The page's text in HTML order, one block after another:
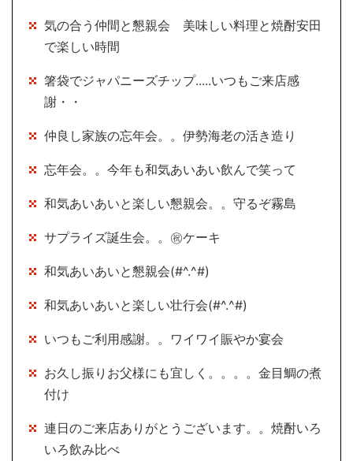
気の合う仲間と懇親会 美味しい料理と焼酎安田
で楽しい時間
箸袋でジャパニーズチップ.....いつもご来店感
謝・・
仲良し家族の忘年会。。伊勢海老の活き造り
忘年会。。今年も和気あいあい飲んで笑って
和気あいあいと楽しい懇親会。。守るぞ霧島
サプライズ誕生会。。㊗ケーキ
和気あいあいと懇親会(#^.^#)
和気あいあいと楽しい壮行会(#^.^#)
いつもご利用感謝。。ワイワイ賑やか宴会
お久し振りお父様にも宜しく。。。。金目鯛の煮
付け
連日のご来店ありがとうございます。。焼酎いろ
いろ飲み比べ